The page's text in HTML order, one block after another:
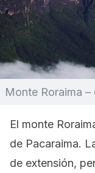
Monte Roraima
El monte
de Pacaraima.
de extensión,